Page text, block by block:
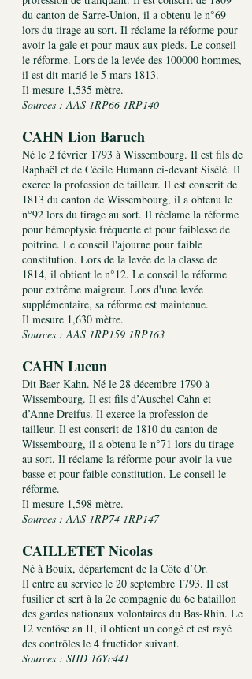
du canton de Sarre-Union, il a obtenu le n°69
lors du tirage au sort. Il réclame la réforme pour
avoir la gale et pour maux aux pieds. Le conseil
le réforme. Lors de la levée des 100000 hommes,
il est dit marié le 5 mars 1813.
Il mesure 1,535 mètre.
Sources : AAS 1RP66 1RP140
CAHN Lion Baruch
Né le 2 février 1793 à Wissembourg. Il est fils de
Raphaël et de Cécile Humann ci-devant Sisélé. Il
exerce la profession de tailleur. Il est conscrit de
1813 du canton de Wissembourg, il a obtenu le
n°92 lors du tirage au sort. Il réclame la réforme
pour hémoptysie fréquente et pour faiblesse de
poitrine. Le conseil l'ajourne pour faible
constitution. Lors de la levée de la classe de
1814, il obtient le n°12. Le conseil le réforme
pour extrême maigreur. Lors d'une levée
supplémentaire, sa réforme est maintenue.
Il mesure 1,630 mètre.
Sources : AAS 1RP159 1RP163
CAHN Lucun
Dit Baer Kahn. Né le 28 décembre 1790 à
Wissembourg. Il est fils d’Auschel Cahn et
d’Anne Dreifus. Il exerce la profession de
tailleur. Il est conscrit de 1810 du canton de
Wissembourg, il a obtenu le n°71 lors du tirage
au sort. Il réclame la réforme pour avoir la vue
basse et pour faible constitution. Le conseil le
réforme.
Il mesure 1,598 mètre.
Sources : AAS 1RP74 1RP147
CAILLETET Nicolas
Né à Bouix, département de la Côte d’Or.
Il entre au service le 20 septembre 1793. Il est
fusilier et sert à la 2e compagnie du 6e bataillon
des gardes nationaux volontaires du Bas-Rhin. Le
12 ventôse an II, il obtient un congé et est rayé
des contrôles le 4 fructidor suivant.
Sources : SHD 16Yc441